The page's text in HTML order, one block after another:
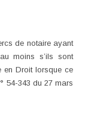
de notaire ayant
moins s’ils sont
en Droit lorsque ce
54-343 du 27 mars